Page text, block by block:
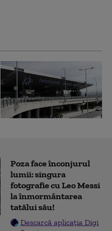
Poza face înconjurul
lumii: singura
fotografie cu Leo Messi
la înmormântarea
tatălui său!
Descarcă aplicația Digi